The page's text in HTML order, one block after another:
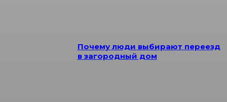
Почему люди выбирают переезд
в загородный дом